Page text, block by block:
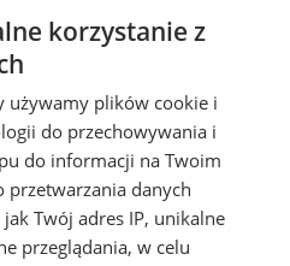
w Żorach
korzystanie z
używamy plików cookie i
do przechowywania i
do informacji na Twoim
przetwarzania danych
Twój adres IP, unikalne
przeglądania, w celu